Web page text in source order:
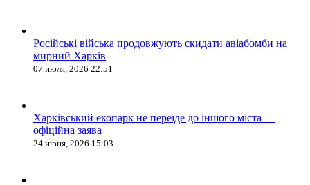
Російські війська продовжують скидати авіабомби на
мирний Харків
07 июля, 2026 22:51
Харківський екопарк не переїде до іншого міста —
офіційна заява
24 июня, 2026 15:03